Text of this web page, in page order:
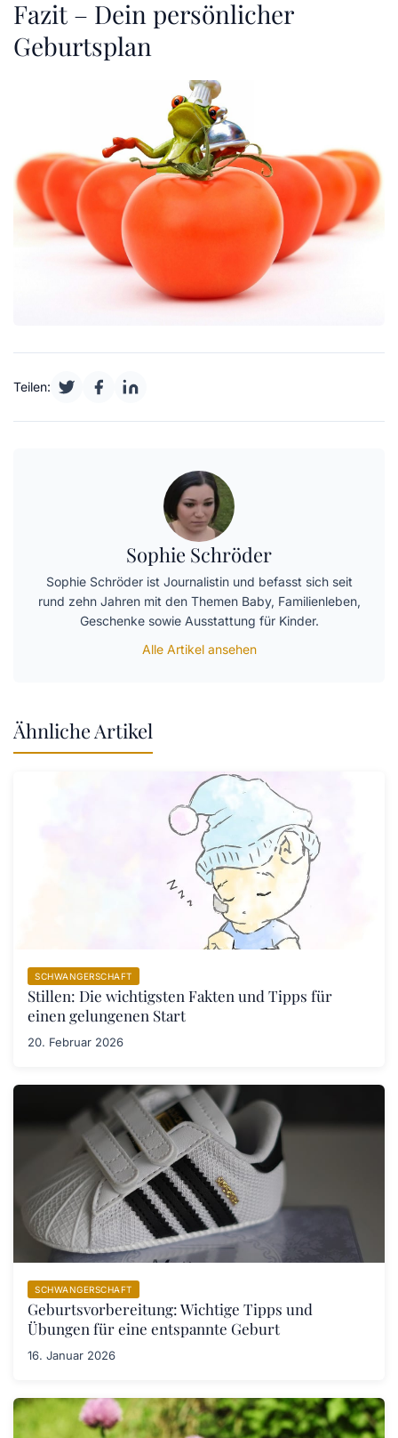
Fazit – Dein persönlicher
Geburtsplan
Teilen:
Sophie Schröder
Sophie Schröder ist Journalistin und befasst sich seit
rund zehn Jahren mit den Themen Baby, Familienleben,
Geschenke sowie Ausstattung für Kinder.
Alle Artikel ansehen
Ähnliche Artikel
SCHWANGERSCHAFT
Stillen: Die wichtigsten Fakten und Tipps für
einen gelungenen Start
20. Februar 2026
SCHWANGERSCHAFT
Geburtsvorbereitung: Wichtige Tipps und
Übungen für eine entspannte Geburt
16. Januar 2026